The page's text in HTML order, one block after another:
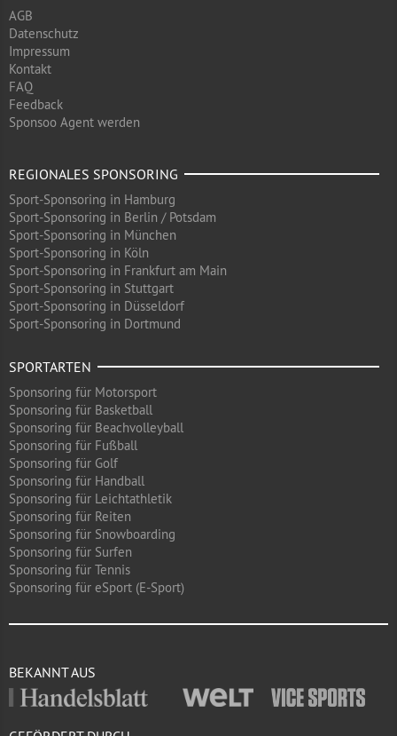
AGB
Datenschutz
Impressum
Kontakt
FAQ
Feedback
Sponsoo Agent werden
REGIONALES SPONSORING
Sport-Sponsoring in Hamburg
Sport-Sponsoring in Berlin / Potsdam
Sport-Sponsoring in München
Sport-Sponsoring in Köln
Sport-Sponsoring in Frankfurt am Main
Sport-Sponsoring in Stuttgart
Sport-Sponsoring in Düsseldorf
Sport-Sponsoring in Dortmund
SPORTARTEN
Sponsoring für Motorsport
Sponsoring für Basketball
Sponsoring für Beachvolleyball
Sponsoring für Fußball
Sponsoring für Golf
Sponsoring für Handball
Sponsoring für Leichtathletik
Sponsoring für Reiten
Sponsoring für Snowboarding
Sponsoring für Surfen
Sponsoring für Tennis
Sponsoring für eSport (E-Sport)
BEKANNT AUS